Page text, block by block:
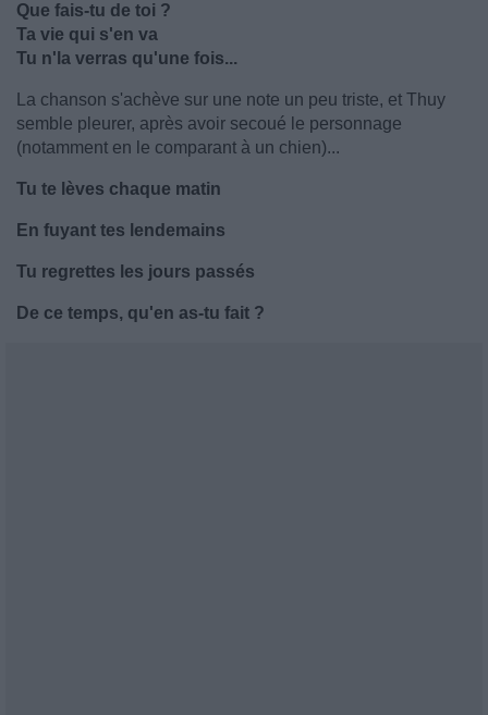
Que fais-tu de toi ?
Ta vie qui s'en va
Tu n'la verras qu'une fois...
La chanson s'achève sur une note un peu triste, et Thuy
semble pleurer, après avoir secoué le personnage
(notamment en le comparant à un chien)...
Tu te lèves chaque matin
En fuyant tes lendemains
Tu regrettes les jours passés
De ce temps, qu'en as-tu fait ?